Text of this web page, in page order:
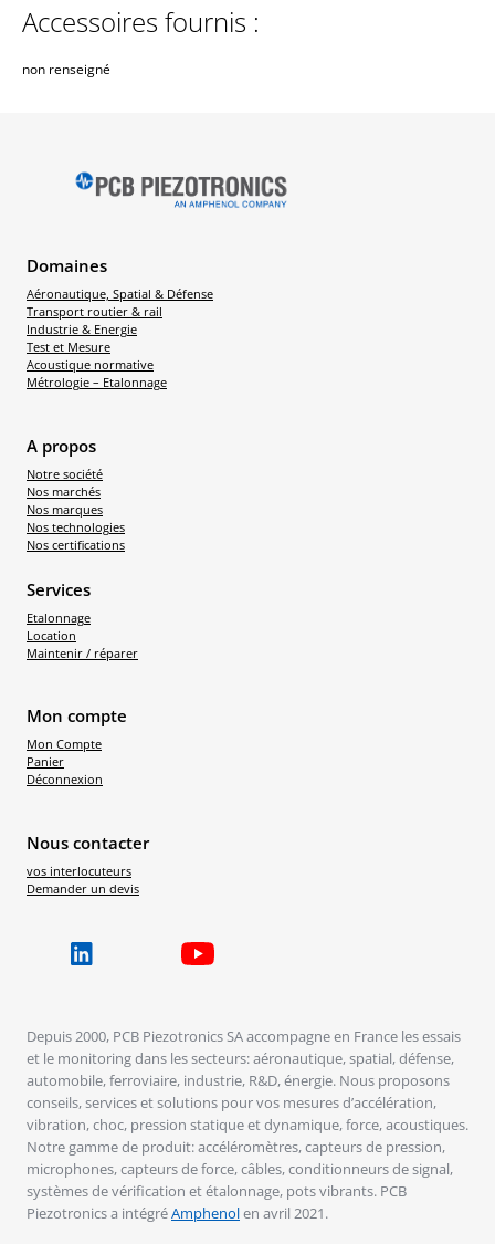
Accessoires fournis :
non renseigné
Domaines
Aéronautique, Spatial & Défense
Transport routier & rail
Industrie & Energie
Test et Mesure
Acoustique normative
Métrologie – Etalonnage
A propos
Notre société
Nos marchés
Nos marques
Nos technologies
Nos certifications
Services
Etalonnage
Location
Maintenir / réparer
Mon compte
Mon Compte
Panier
Déconnexion
Nous contacter
vos interlocuteurs
Demander un devis
Depuis 2000, PCB Piezotronics SA accompagne en France les essais
et le monitoring dans les secteurs: aéronautique, spatial, défense,
automobile, ferroviaire, industrie, R&D, énergie. Nous proposons
conseils, services et solutions pour vos mesures d’accélération,
vibration, choc, pression statique et dynamique, force, acoustiques.
Notre gamme de produit: accéléromètres, capteurs de pression,
microphones, capteurs de force, câbles, conditionneurs de signal,
systèmes de vérification et étalonnage, pots vibrants. PCB
Piezotronics a intégréAmphenolen avril 2021.